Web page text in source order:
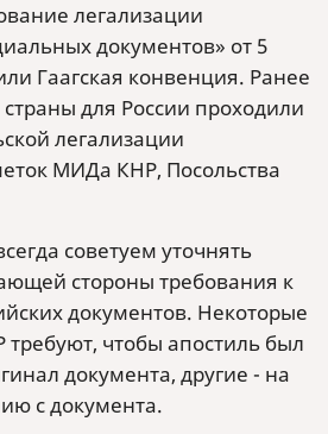
легализации
документов» от 5
Гаагская конвенция. Ранее
для России проходили
легализации
МИДа КНР, Посольства
советуем уточнять
стороны требования к
документов. Некоторые
чтобы апостиль был
документа, другие - на
с документа.